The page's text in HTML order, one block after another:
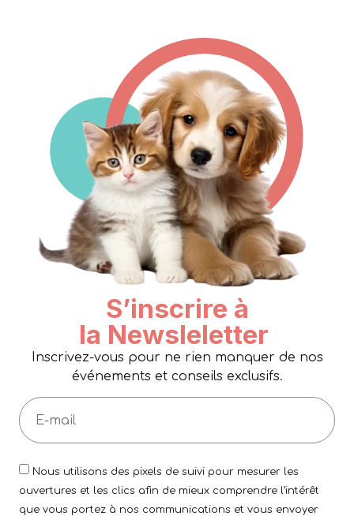
S’inscrire à
la Newsleletter
Inscrivez-vous pour ne rien manquer de nos
événements et conseils exclusifs.
Nous utilisons des pixels de suivi pour mesurer les
ouvertures et les clics afin de mieux comprendre l’intérêt
que vous portez à nos communications et vous envoyer